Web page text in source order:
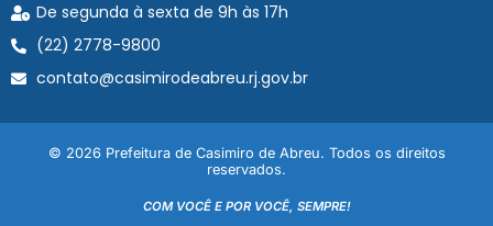
De segunda à sexta de 9h às 17h
(22) 2778-9800
contato@casimirodeabreu.rj.gov.br
© 2026 Prefeitura de Casimiro de Abreu. Todos os direitos
reservados.
COM VOCÊ E POR VOCÊ, SEMPRE!